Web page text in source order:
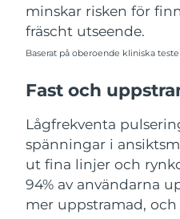
minskar risken för
fräscht utseende.
Baserat på oberoende kliniska
Fast och
Lågfrekventa
spänningar i
ut fina linjer och
94% av användarna
mer uppstramad, och
Taiwan
Thailand
Turkiet
Förenade
Arabemiraten
Storbritannien